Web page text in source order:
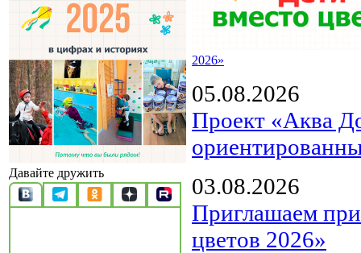
Давайте дружить
2026»
05.08.2026
Проект «Аква
03.08.2026
Приглашаем
цветов 2026»